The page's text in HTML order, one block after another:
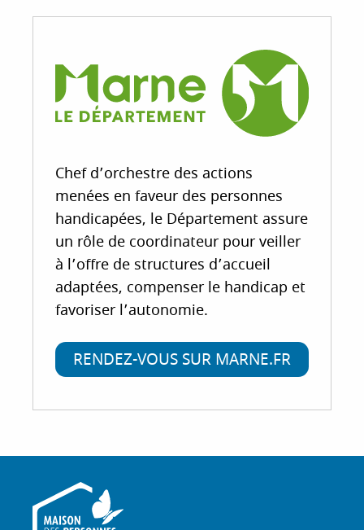
Chef d’orchestre des actions
menées en faveur des personnes
handicapées, le Département assure
un rôle de coordinateur pour veiller
à l’offre de structures d’accueil
adaptées, compenser le handicap et
favoriser l’autonomie.
RENDEZ-VOUS SUR MARNE.FR